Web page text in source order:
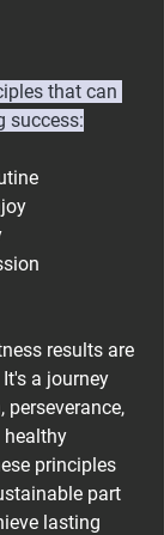
that can
success:
results are
a journey
perseverance,
healthy
principles
part
lasting